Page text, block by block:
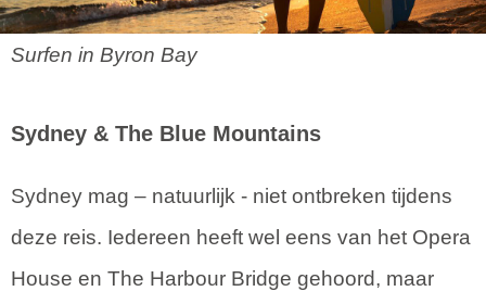
Surfen in Byron Bay
Sydney & The Blue Mountains
Sydney mag – natuurlijk - niet ontbreken tijdens
deze reis. Iedereen heeft wel eens van het Opera
House en The Harbour Bridge gehoord, maar